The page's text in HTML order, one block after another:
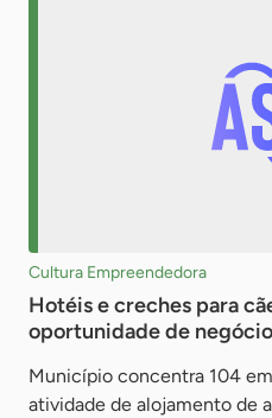
Cultura Empreendedora
Hotéis e creches para
oportunidade de
Município concentra 104
atividade de alojamento de